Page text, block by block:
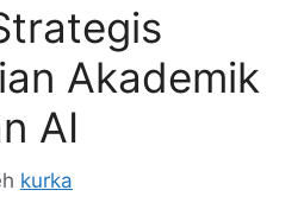
Akademik
AI
kurka